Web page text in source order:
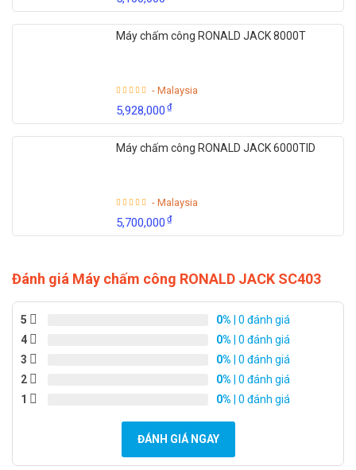
Máy chấm công RONALD JACK 8000T
- Malaysia
5,928,000₫
Máy chấm công RONALD JACK 6000TID
- Malaysia
5,700,000₫
Đánh giá Máy chấm công RONALD JACK SC403
5 0% | 0 đánh giá
4
0% | 0 đánh giá
3
0% | 0 đánh giá
2
0% | 0 đánh giá
1
0% | 0 đánh giá
ĐÁNH GIÁ NGAY